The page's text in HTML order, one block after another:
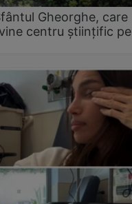
Gheorghe, care
centru științific